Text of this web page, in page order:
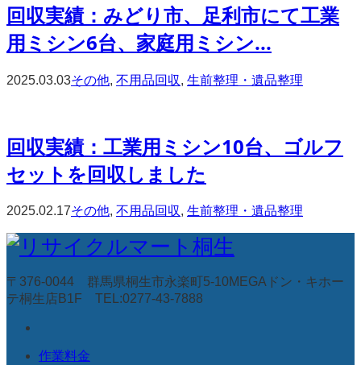
回収実績：みどり市、足利市にて工業
用ミシン6台、家庭用ミシン...
2025.03.03その他, 不用品回収, 生前整理・遺品整理
回収実績：工業用ミシン10台、ゴルフ
セットを回収しました
2025.02.17その他, 不用品回収, 生前整理・遺品整理
〒376-0044 群馬県桐生市永楽町5-10MEGAドン・キホー
テ桐生店B1F TEL:0277-43-7888
作業料金